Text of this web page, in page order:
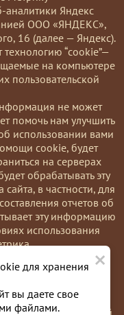
×
для хранения
вы даете свое
файлами.
аналитики Яндекс
ООО «ЯНДЕКС»,
16 (далее — Яндекс).
технологию “cookie”—
на компьютере
пользовательской
не может
помочь нам улучшить
использовании вами
cookie, будет
на серверах
обрабатывать эту
в частности, для
отчетов об
эту информацию
использования
cookies, выбрав
Также вы можете
—
opt-out.html
некоторых функций